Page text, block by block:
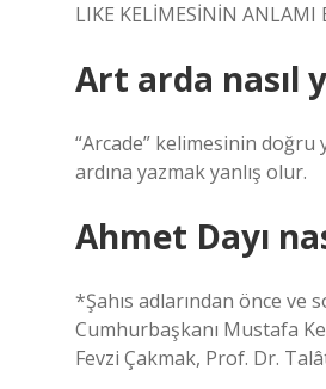
LIKE KELİMESİNİN ANLAMI
Art arda nasıl
“Arcade” kelimesinin doğru
ardına yazmak yanlış olur.
Ahmet Dayı
*Şahıs adlarından önce
Cumhurbaşkanı Mustafa
Fevzi Çakmak, Prof. Dr.